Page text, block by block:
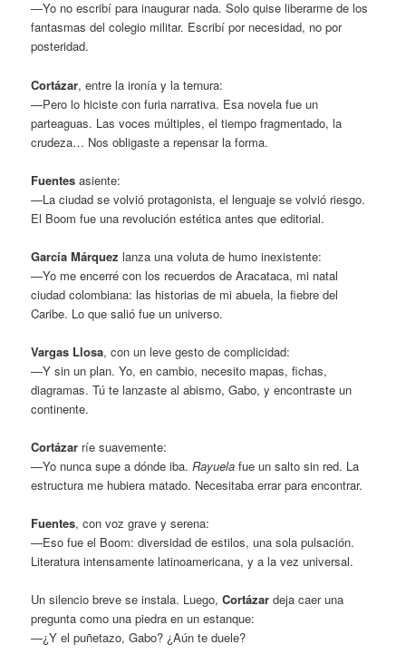
—Yo no escribí para inaugurar nada. Solo quise liberarme de los
fantasmas del colegio militar. Escribí por necesidad, no por
posteridad.
Cortázar, entre la ironía y la ternura:
—Pero lo hiciste con furia narrativa. Esa novela fue un
parteaguas. Las voces múltiples, el tiempo fragmentado, la
crudeza… Nos obligaste a repensar la forma.
Fuentes asiente:
—La ciudad se volvió protagonista, el lenguaje se volvió riesgo.
El Boom fue una revolución estética antes que editorial.
García Márquez lanza una voluta de humo inexistente:
—Yo me encerré con los recuerdos de Aracataca, mi natal
ciudad colombiana: las historias de mi abuela, la fiebre del
Caribe. Lo que salió fue un universo.
Vargas Llosa, con un leve gesto de complicidad:
—Y sin un plan. Yo, en cambio, necesito mapas, fichas,
diagramas. Tú te lanzaste al abismo, Gabo, y encontraste un
continente.
Cortázar ríe suavemente:
—Yo nunca supe a dónde iba.Rayuela fue un salto sin red. La
estructura me hubiera matado. Necesitaba errar para encontrar.
Fuentes, con voz grave y serena:
—Eso fue el Boom: diversidad de estilos, una sola pulsación.
Literatura intensamente latinoamericana, y a la vez universal.
Un silencio breve se instala. Luego,Cortázar deja caer una
pregunta como una piedra en un estanque:
—¿Y el puñetazo, Gabo? ¿Aún te duele?